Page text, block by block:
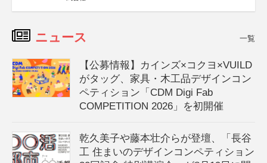
ニュース 一覧
【公募情報】カインズ×コクヨ×VUILD
がタッグ、家具・木工品デザインコン
ペティション「CDM Digi Fab
COMPETITION 2026」を初開催
乾久美子や藤本壮介らが登壇、「長谷
工 住まいのデザインコンペティション